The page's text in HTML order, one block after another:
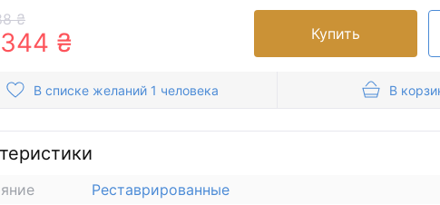
₴
₴ Купить
В списке желаний 1 человека В
Реставрированные